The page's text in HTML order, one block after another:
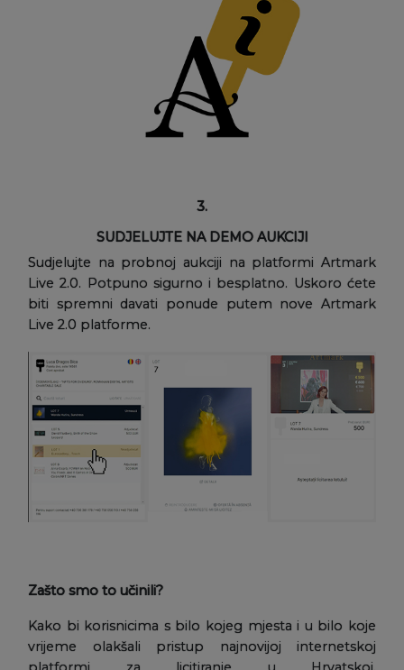
3.
SUDJELUJTE NA DEMO AUKCIJI
Sudjelujte na probnoj aukciji na platformi Artmark
Live 2.0. Potpuno sigurno i besplatno. Uskoro ćete
biti spremni davati ponude putem nove Artmark
Live 2.0 platforme.
Zašto smo to učinili?
Kako bi korisnicima s bilo kojeg mjesta i u bilo koje
vrijeme olakšali pristup najnovijoj internetskoj